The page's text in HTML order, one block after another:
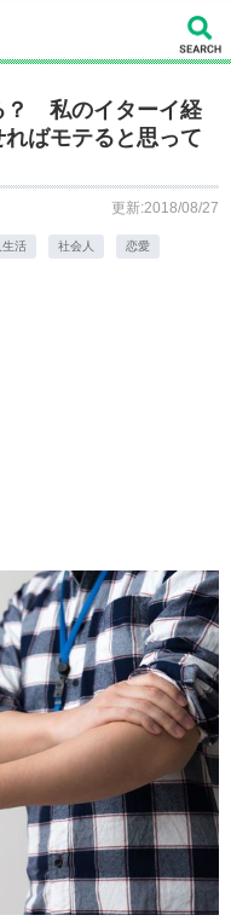
？ 私のイターイ経
ばモテると思って
更新:2018/08/27
生活 社会人 恋愛